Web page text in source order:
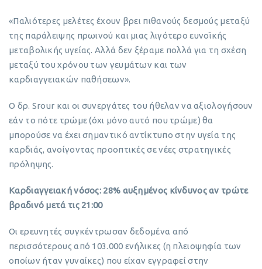
«Παλιότερες μελέτες έχουν βρει πιθανούς δεσμούς μεταξύ
της παράλειψης πρωινού και μιας λιγότερο ευνοϊκής
μεταβολικής υγείας. Αλλά δεν ξέραμε πολλά για τη σχέση
μεταξύ του χρόνου των γευμάτων και των
καρδιαγγειακών παθήσεων».
Ο δρ. Srour και οι συνεργάτες του ήθελαν να αξιολογήσουν
εάν το πότε τρώμε (όχι μόνο αυτό που τρώμε) θα
μπορούσε να έχει σημαντικό αντίκτυπο στην υγεία της
καρδιάς, ανοίγοντας προοπτικές σε νέες στρατηγικές
πρόληψης.
Καρδιαγγειακή νόσος: 28% αυξημένος κίνδυνος αν τρώτε
βραδινό μετά τις 21:00
Οι ερευνητές συγκέντρωσαν δεδομένα από
περισσότερους από 103.000 ενήλικες (η πλειοψηφία των
οποίων ήταν γυναίκες) που είχαν εγγραφεί στην